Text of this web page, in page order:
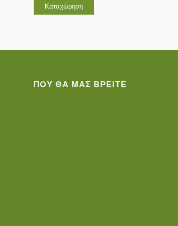
ΠΟΥ ΘΑ ΜΑΣ ΒΡΕΊΤΕ